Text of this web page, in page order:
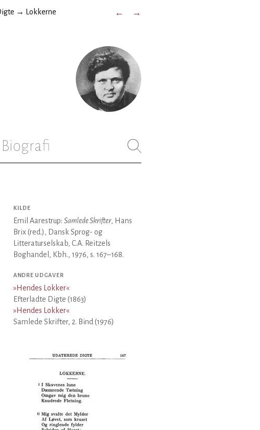
→ Lokkerne ← →
Biografi
KILDE
Emil Aarestrup: Samlede Skrifter, Hans
Brix (red.), Dansk Sprog- og
Litteraturselskab, C.A. Reitzels
Boghandel, Kbh., 1976, s. 167–168.
ANDRE UDGAVER
»Hendes Lokker«
Efterladte Digte (1863)
»Hendes Lokker«
Samlede Skrifter, 2. Bind (1976)